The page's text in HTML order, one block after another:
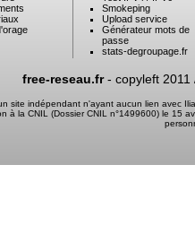
Smokeping
Upload service
Générateur mots de
passe
stats-degroupage.fr
free-reseau.fr- copyleft 2011
site indépendant n'ayant aucun lien avec
à la CNIL (Dossier CNIL n°1499600) le 15